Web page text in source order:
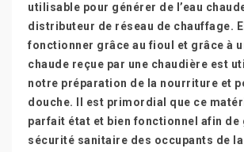
utilisable pour générer de l’eau
distributeur de réseau de chauffage.
fonctionner grâce au fioul et grâce à
chaude reçue par une chaudière est
notre préparation de la nourriture et
douche. Il est primordial que ce
parfait état et bien fonctionnel afin de
sécurité sanitaire des occupants de